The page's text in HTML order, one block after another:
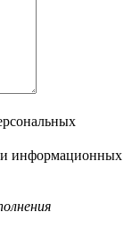
информационных